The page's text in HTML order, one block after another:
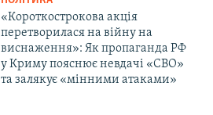
«Короткострокова акція
перетворилася на війну на
виснаження»: Як пропаганда РФ
у Криму пояснює невдачі «СВО»
та залякує «мінними атаками»